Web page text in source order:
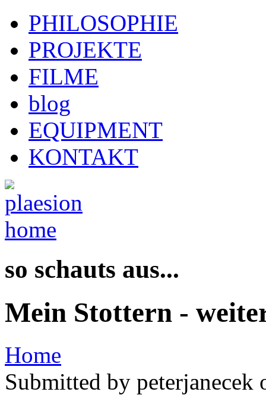
PHILOSOPHIE
PROJEKTE
FILME
blog
EQUIPMENT
KONTAKT
so schauts aus...
Mein Stottern -
Home
Submitted by